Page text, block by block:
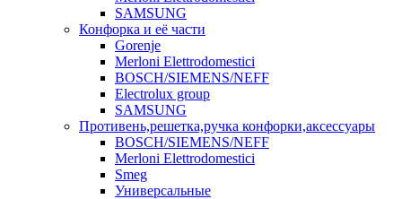
SAMSUNG
Конфорка и её части
Gorenje
Merloni Elettrodomestici
BOSCH/SIEMENS/NEFF
Electrolux group
SAMSUNG
Противень,решетка,ручка конфорки,аксессуары
BOSCH/SIEMENS/NEFF
Merloni Elettrodomestici
Smeg
Универсальные